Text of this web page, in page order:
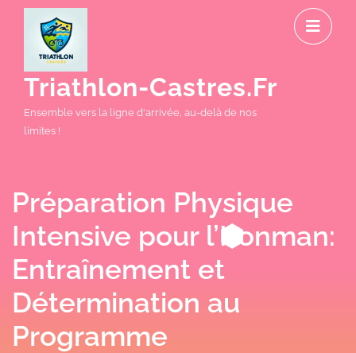
Triathlon-Castres.fr
Ensemble vers la ligne d'arrivée, au-delà de nos
limites !
Préparation Physique
Intensive pour l’Ironman:
Entraînement et
Détermination au
Programme